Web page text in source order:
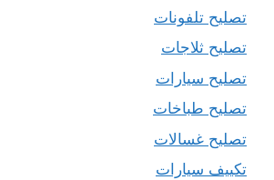
تصليح تلفونات
تصليح ثلاجات
تصليح سيارات
تصليح طباخات
تصليح غسالات
تكييف سيارات